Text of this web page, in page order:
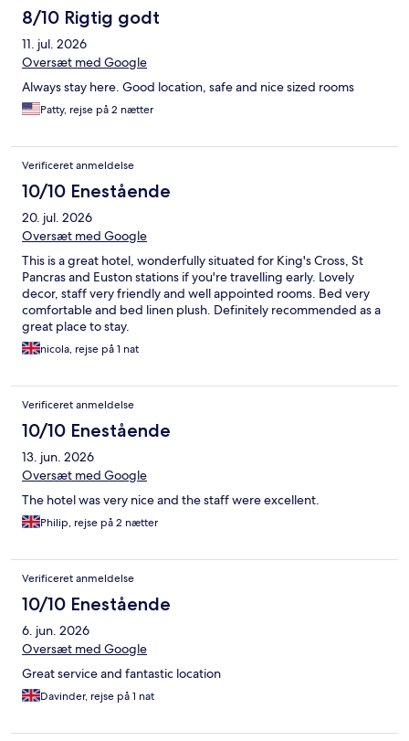
8/10 Rigtig godt
11. jul. 2026
Oversæt med Google
Always stay here. Good location, safe and nice sized rooms
Patty, rejse på 2 nætter
Verificeret anmeldelse
10/10 Enestående
20. jul. 2026
Oversæt med Google
This is a great hotel, wonderfully situated for King's Cross, St
Pancras and Euston stations if you're travelling early. Lovely
decor, staff very friendly and well appointed rooms. Bed very
comfortable and bed linen plush. Definitely recommended as a
great place to stay.
nicola, rejse på 1 nat
Verificeret anmeldelse
10/10 Enestående
13. jun. 2026
Oversæt med Google
The hotel was very nice and the staff were excellent.
Philip, rejse på 2 nætter
Verificeret anmeldelse
10/10 Enestående
6. jun. 2026
Oversæt med Google
Great service and fantastic location
Davinder, rejse på 1 nat